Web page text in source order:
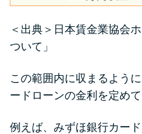
＜出典＞ 日本賃金業協会
ついて」
この範囲内に収まるよう
ードローンの金利を定めて
例えば、みずほ銀行カー